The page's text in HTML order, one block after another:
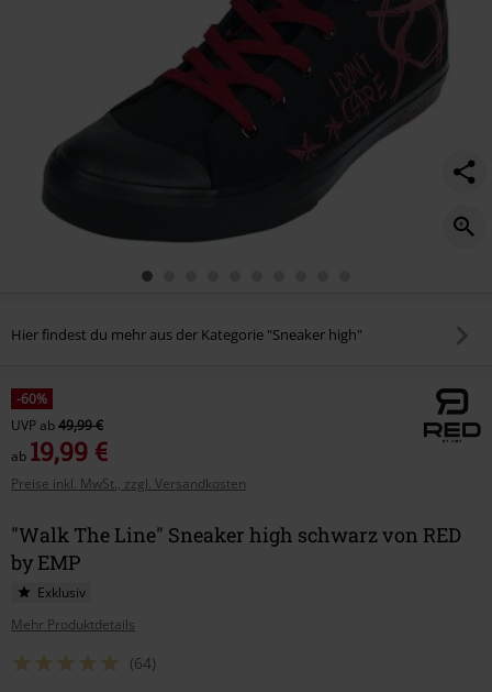
Hier findest du mehr aus der Kategorie "Sneaker high"
-60%
UVPab49,99 €
ab 19,99 €
Preise inkl. MwSt., zzgl. Versandkosten
"Walk The Line" Sneaker high schwarz von RED
by EMP
Exklusiv
Mehr Produktdetails
(64)